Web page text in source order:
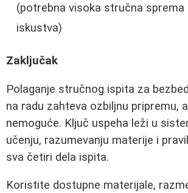
(potrebna visoka stručna sprema
iskustva)
Zaključak
Polaganje stručnog ispita za
na radu zahteva ozbiljnu pripremu,
nemoguće. Ključ uspeha leži u
učenju, razumevanju materije i
sva četiri dela ispita.
Koristite dostupne materijale,